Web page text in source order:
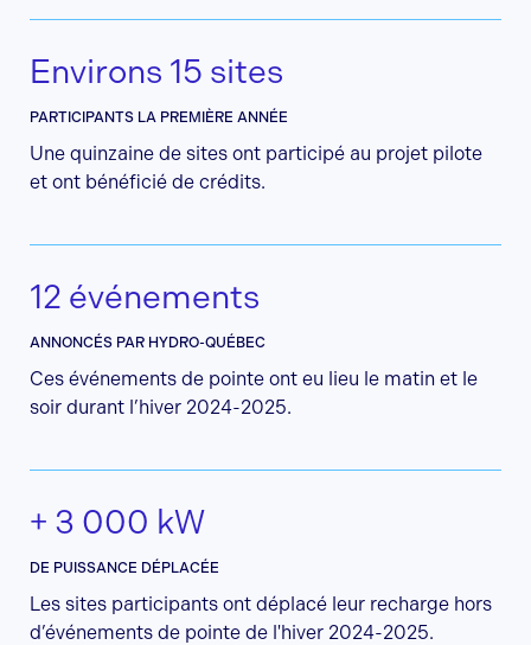
Environs 15 sites
PARTICIPANTS LA PREMIÈRE ANNÉE
Une quinzaine de sites ont participé au projet pilote
et ont bénéficié de crédits.
12 événements
ANNONCÉS PAR HYDRO-QUÉBEC
Ces événements de pointe ont eu lieu le matin et le
soir durant l’hiver 2024-2025.
+ 3 000 kW
DE PUISSANCE DÉPLACÉE
Les sites participants ont déplacé leur recharge hors
d’événements de pointe de l'hiver 2024-2025.